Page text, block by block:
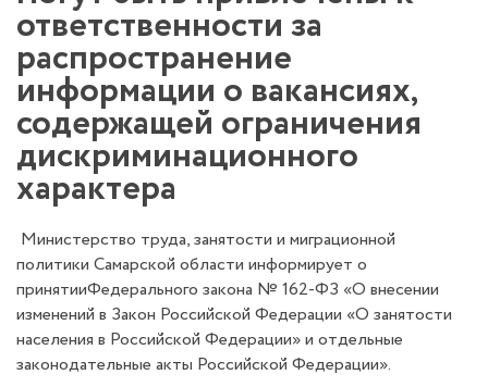
ответственности за
распространение
информации о вакансиях,
содержащей ограничения
дискриминационного
характера
Министерство труда, занятости и миграционной
политики Самарской области информирует о
принятииФедерального закона № 162-ФЗ «О внесении
изменений в Закон Российской Федерации «О занятости
населения в Российской Федерации» и отдельные
законодательные акты Российской Федерации».